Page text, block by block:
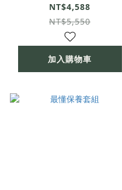
NT$4,588
NT$5,550
加入購物車